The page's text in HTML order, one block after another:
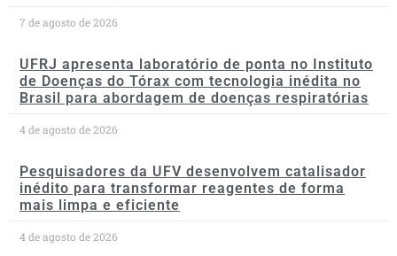
7 de agosto de 2026
UFRJ apresenta laboratório de ponta no Instituto
de Doenças do Tórax com tecnologia inédita no
Brasil para abordagem de doenças respiratórias
4 de agosto de 2026
Pesquisadores da UFV desenvolvem catalisador
inédito para transformar reagentes de forma
mais limpa e eficiente
4 de agosto de 2026